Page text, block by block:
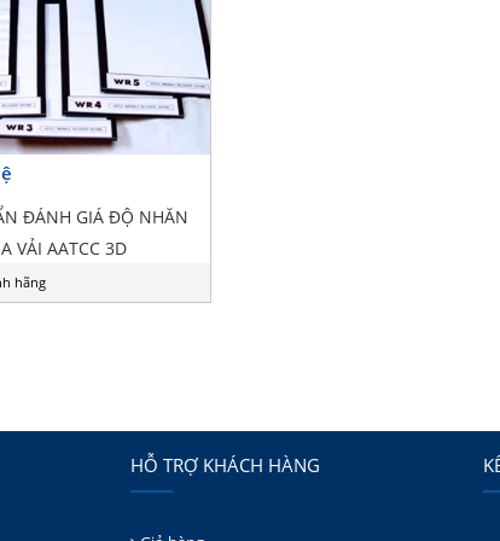
ĐÁNH GIÁ ĐỘ NHĂN
VẢI AATCC 3D
hãng
HỖ TRỢ KHÁCH HÀNG